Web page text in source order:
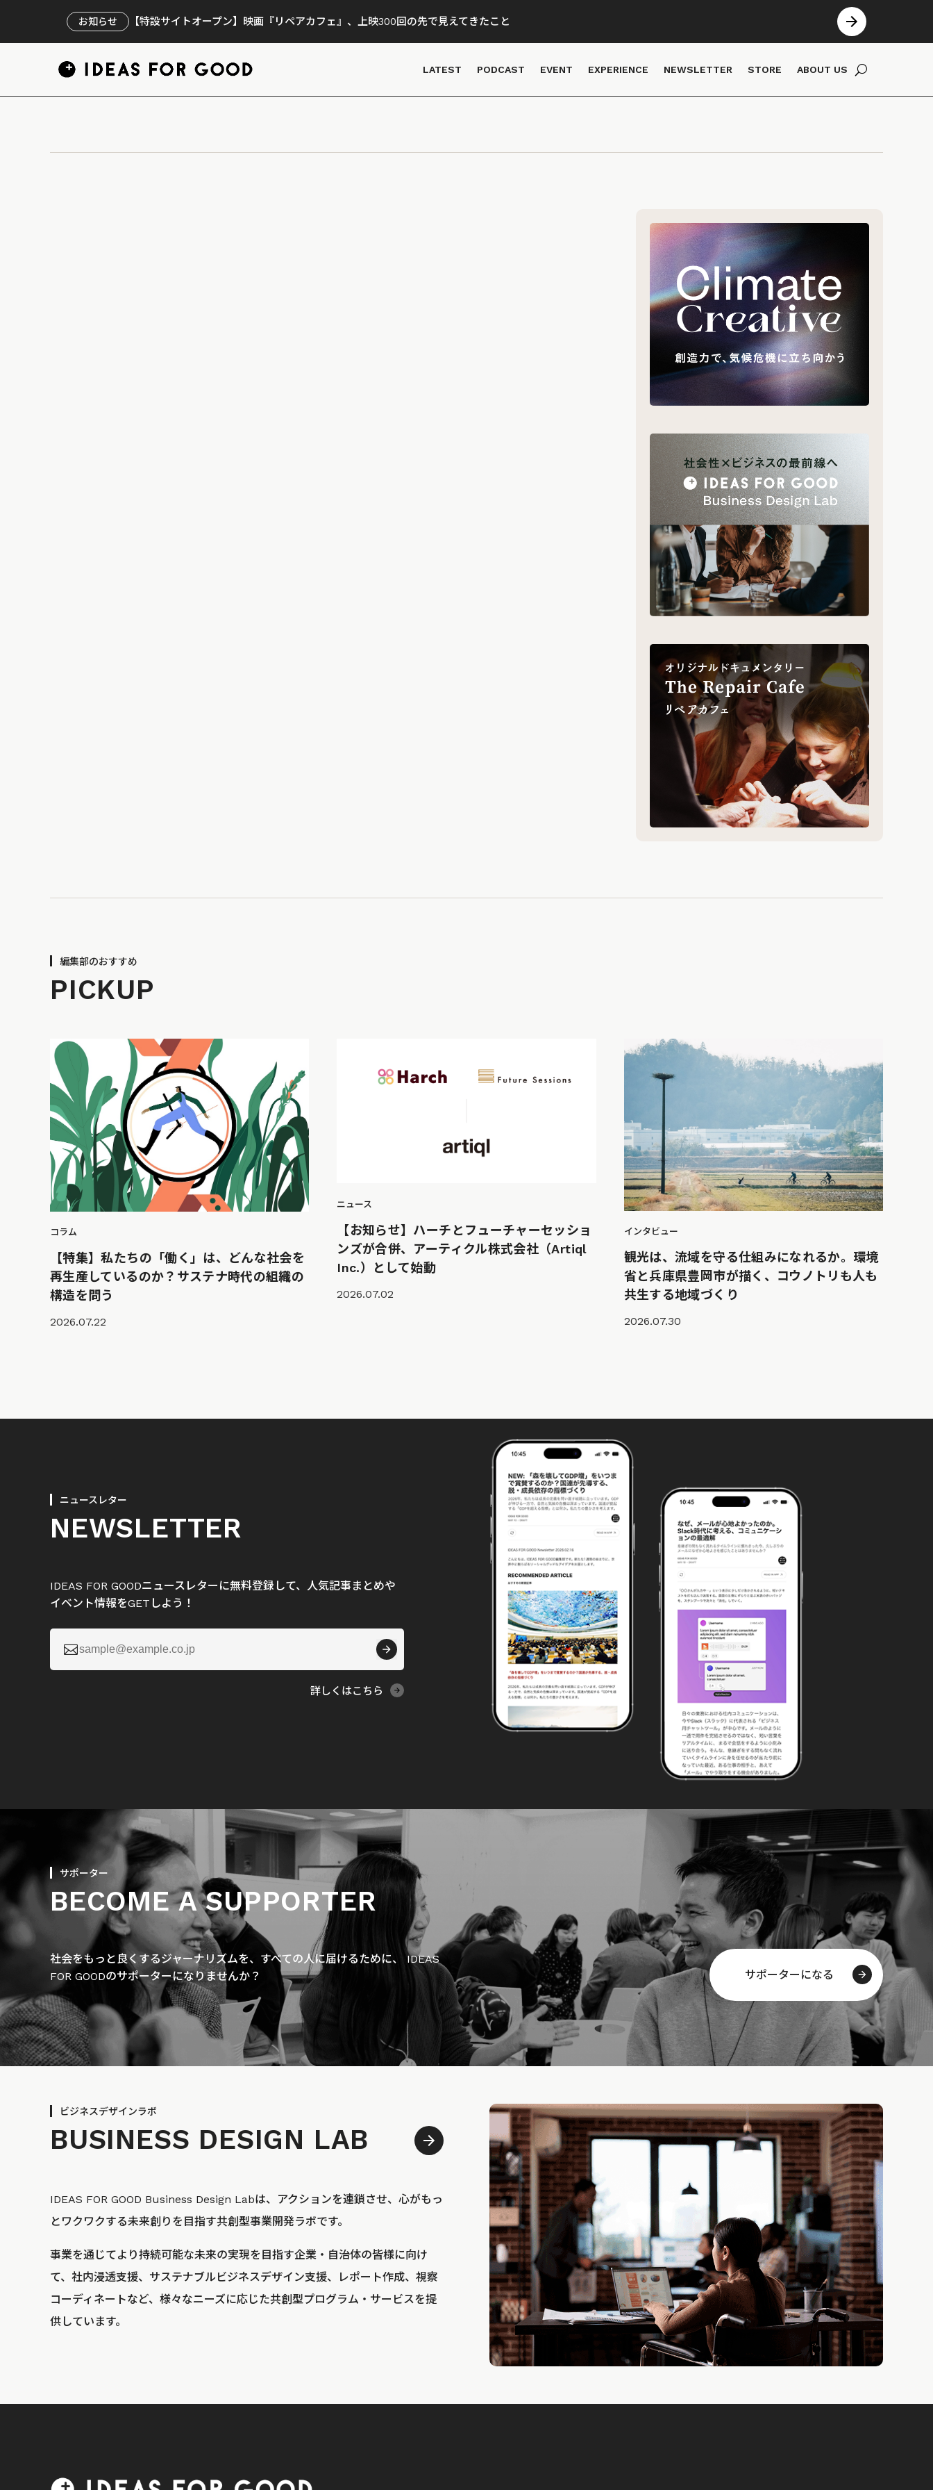
お知らせ 【特設サイトオープン】映画『リペアカフェ』、上映300回の先で見えてきたこと
LATEST PODCAST EVENT EXPERIENCE NEWSLETTER STORE ABOUT US
編集部のおすすめ
PICKUP
コラム
【特集】私たちの「働く」は、どんな社会を
再生産しているのか？サステナ時代の組織の
構造を問う
2026.07.22
ニュース
【お知らせ】ハーチとフューチャーセッショ
ンズが合併、アーティクル株式会社（Artiql
Inc.）として始動
2026.07.02
インタビュー
観光は、流域を守る仕組みになれるか。環境
省と兵庫県豊岡市が描く、コウノトリも人も
共生する地域づくり
2026.07.30
ニュースレター
NEWSLETTER
IDEAS FOR GOODニュースレターに無料登録して、人気記事まとめや
イベント情報をGETしよう！

詳しくはこちら
サポーター
BECOME A SUPPORTER
社会をもっと良くするジャーナリズムを、すべての人に届けるために、 IDEAS
FOR GOODのサポーターになりませんか？
サポーターになる
ビジネスデザインラボ
BUSINESS DESIGN LAB
IDEAS FOR GOOD Business Design Labは、アクションを連鎖させ、心がもっ
とワクワクする未来創りを目指す共創型事業開発ラボです。
事業を通じてより持続可能な未来の実現を目指す企業・自治体の皆様に向け
て、社内浸透支援、サステナブルビジネスデザイン支援、レポート作成、視察
コーディネートなど、様々なニーズに応じた共創型プログラム・サービスを提
供しています。